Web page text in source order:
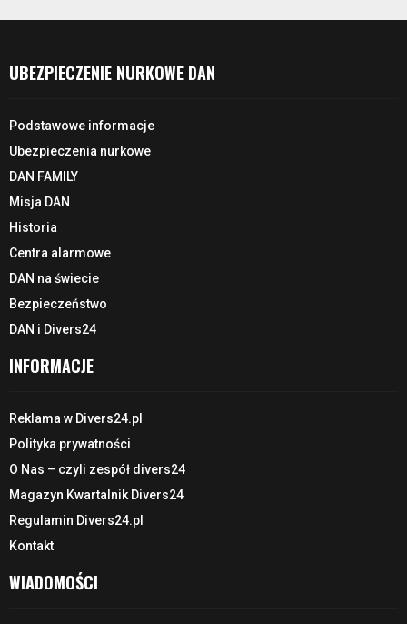
UBEZPIECZENIE NURKOWE DAN
Podstawowe informacje
Ubezpieczenia nurkowe
DAN FAMILY
Misja DAN
Historia
Centra alarmowe
DAN na świecie
Bezpieczeństwo
DAN i Divers24
INFORMACJE
Reklama w Divers24.pl
Polityka prywatności
O Nas – czyli zespół divers24
Magazyn Kwartalnik Divers24
Regulamin Divers24.pl
Kontakt
WIADOMOŚCI